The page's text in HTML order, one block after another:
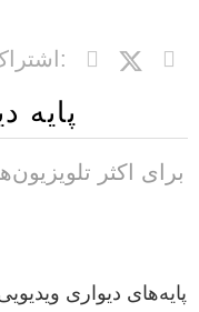
اشتراک گذاری:
پایه
پایه‌های دیواری